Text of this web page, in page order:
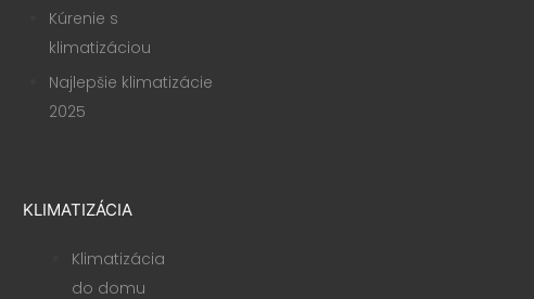
Kúrenie s
klimatizáciou
Najlepšie klimatizácie
2025
KLIMATIZÁCIA
Klimatizácia
do domu